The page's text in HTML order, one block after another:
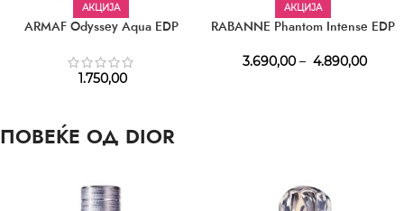
АКЦИЈА
ARMAF Odyssey Aqua EDP
1.750,00
АКЦИЈА
RABANNE Phantom Intense EDP
3.690,00 – 4.890,00
ПОВЕЌЕ ОД DIOR